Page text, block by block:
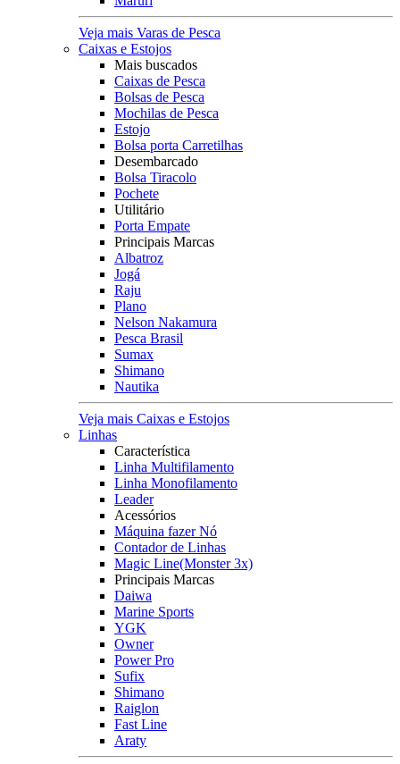
Veja mais Varas de Pesca
Caixas e Estojos
Mais buscados
Caixas de Pesca
Bolsas de Pesca
Mochilas de Pesca
Estojo
Bolsa porta Carretilhas
Desembarcado
Bolsa Tiracolo
Pochete
Utilitário
Porta Empate
Principais Marcas
Albatroz
Jogá
Raju
Plano
Nelson Nakamura
Pesca Brasil
Sumax
Shimano
Nautika
Veja mais Caixas e Estojos
Linhas
Característica
Linha Multifilamento
Linha Monofilamento
Leader
Acessórios
Máquina fazer Nó
Contador de Linhas
Magic Line(Monster 3x)
Principais Marcas
Daiwa
Marine Sports
YGK
Owner
Power Pro
Sufix
Shimano
Raiglon
Fast Line
Araty